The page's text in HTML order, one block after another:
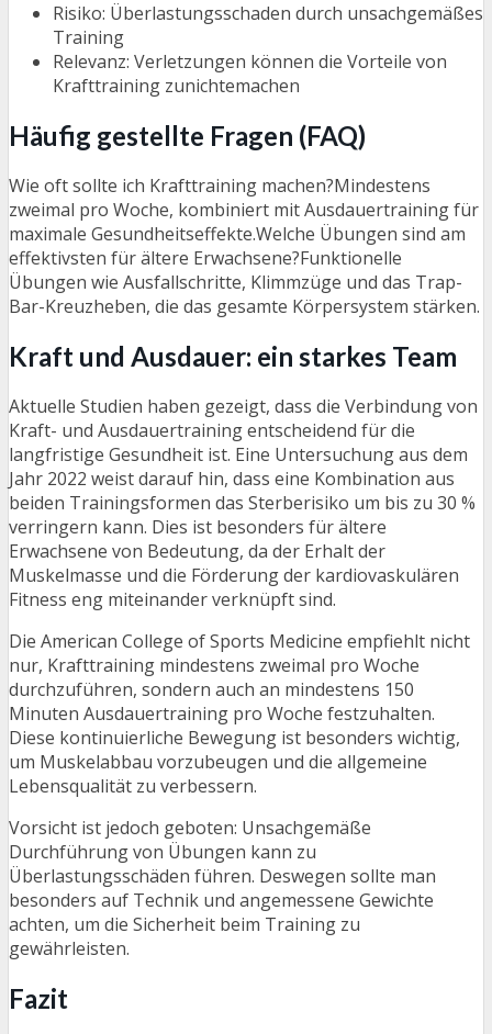
Risiko: Überlastungsschaden durch unsachgemäßes
Training
Relevanz: Verletzungen können die Vorteile von
Krafttraining zunichtemachen
Häufig gestellte Fragen (FAQ)
Wie oft sollte ich Krafttraining machen?Mindestens
zweimal pro Woche, kombiniert mit Ausdauertraining für
maximale Gesundheitseffekte.Welche Übungen sind am
effektivsten für ältere Erwachsene?Funktionelle
Übungen wie Ausfallschritte, Klimmzüge und das Trap-
Bar-Kreuzheben, die das gesamte Körpersystem stärken.
Kraft und Ausdauer: ein starkes Team
Aktuelle Studien haben gezeigt, dass die Verbindung von
Kraft- und Ausdauertraining entscheidend für die
langfristige Gesundheit ist. Eine Untersuchung aus dem
Jahr 2022 weist darauf hin, dass eine Kombination aus
beiden Trainingsformen das Sterberisiko um bis zu 30 %
verringern kann. Dies ist besonders für ältere
Erwachsene von Bedeutung, da der Erhalt der
Muskelmasse und die Förderung der kardiovaskulären
Fitness eng miteinander verknüpft sind.
Die American College of Sports Medicine empfiehlt nicht
nur, Krafttraining mindestens zweimal pro Woche
durchzuführen, sondern auch an mindestens 150
Minuten Ausdauertraining pro Woche festzuhalten.
Diese kontinuierliche Bewegung ist besonders wichtig,
um Muskelabbau vorzubeugen und die allgemeine
Lebensqualität zu verbessern.
Vorsicht ist jedoch geboten: Unsachgemäße
Durchführung von Übungen kann zu
Überlastungsschäden führen. Deswegen sollte man
besonders auf Technik und angemessene Gewichte
achten, um die Sicherheit beim Training zu
gewährleisten.
Fazit